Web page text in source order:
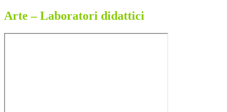
Arte – Laboratori didattici